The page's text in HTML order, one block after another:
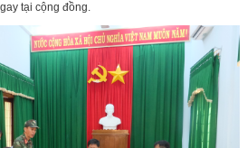
tại cộng đồng.